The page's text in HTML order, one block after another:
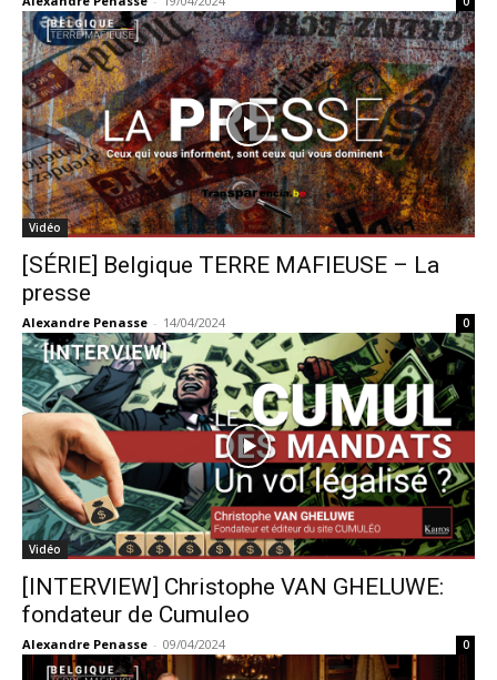
Vidéo
[SÉRIE] Belgique TERRE MAFIEUSE – La
presse
Alexandre Penasse - 14/04/2024 0
Vidéo
[INTERVIEW] Christophe VAN GHELUWE:
fondateur de Cumuleo
Alexandre Penasse - 09/04/2024 0